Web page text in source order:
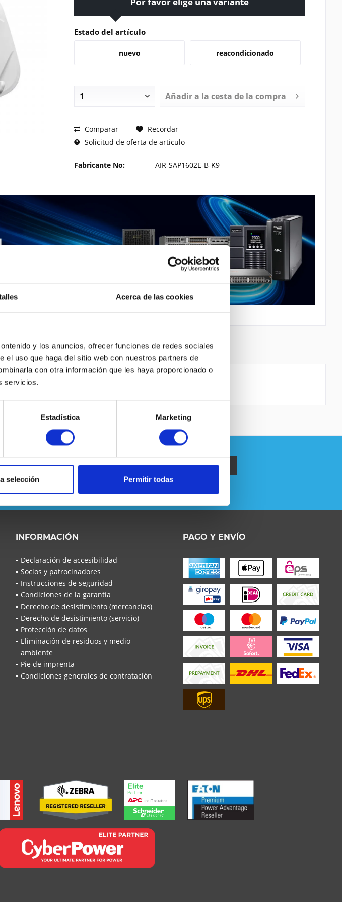
Acerca de las cookies
y los anuncios, ofrecer funciones de redes sociales
uso que haga del sitio web con nuestros partners de
con otra información que les haya proporcionado o
servicios.
Estadística Marketing
selección Permitir todas
Estado del artículo
nuevo reacondicionado
Añadir a la cesta de la compra
SOLICITE UN PRECIO
acuerdo*
Los campos con * son obligatorios
Envía
Comparar
Recordar
Solicitud de oferta de articulo
Fabricante No: AIR-SAP1602E-B-K9
DE LOS PRODUCTOS
Basisstation - 802.11a/b/g/n
política de privacidad
INFORMACIÓN
Declaración de accesibilidad
Socios y patrocinadores
Instrucciones de seguridad
Condiciones de la garantía
Derecho de desistimiento (mercancías)
Derecho de desistimiento (servicio)
Protección de datos
Eliminación de residuos y medio
ambiente
Pie de imprenta
Condiciones generales de contratación
PAGO Y ENVÍO